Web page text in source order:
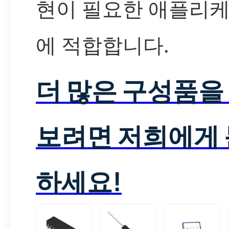
현이 필요한 애플리
에 적합합니다.
더 많은 구성품
보려면 저희에게
하세요!